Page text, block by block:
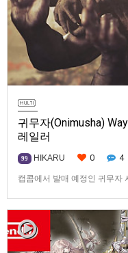
귀무자(Onimusha)
레일러
99 HIKARU 0 4
캡콤에서 발매 예정인 귀무자